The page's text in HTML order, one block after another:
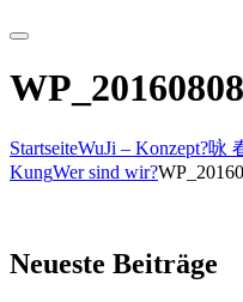
Suchen
StartseiteWuJi – Konzept?咏
KungWer sind wir?
Neueste Beiträge